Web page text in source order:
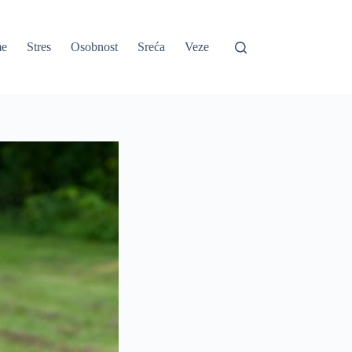
Stres Osobnost Sreća Veze